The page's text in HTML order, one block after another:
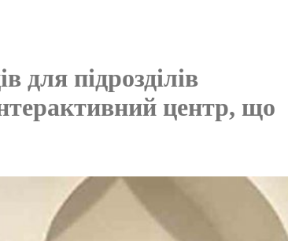
для підрозділів
центр, що